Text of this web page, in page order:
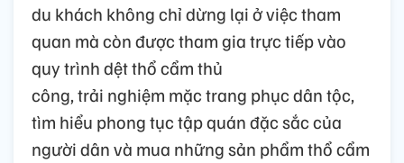
du khách không chỉ dừng lại ở việc tham
quan mà còn được tham gia trực tiếp vào
quy trình dệt thổ cẩm thủ
công, trải nghiệm mặc trang phục dân tộc,
tìm hiểu phong tục tập quán đặc sắc của
người dân và mua những sản phẩm thổ cẩm